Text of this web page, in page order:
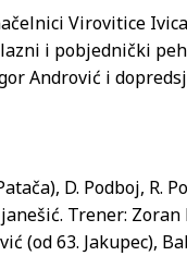
Virovitice
i pobjednički
Andrović i
D. Podboj, R.
Trener: Zoran
(od 63. Jakupec),